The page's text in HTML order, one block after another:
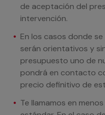
de aceptación del
intervención.
En los casos donde
serán orientativos y
presupuesto uno de
pondrá en contacto
precio definitivo de
Te llamamos en